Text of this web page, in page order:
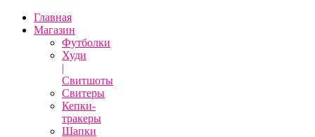
Главная
Магазин
Футболки
Худи
|
Свитшоты
Свитеры
Кепки-
тракеры
Шапки